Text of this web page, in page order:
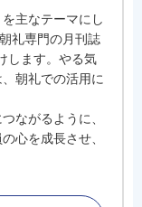
主なテーマにし
礼専門の月刊誌
します。やる気
朝礼での活用に
ながるように、
心を成長させ、